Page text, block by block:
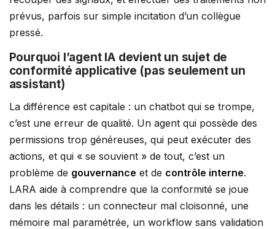
prévus, parfois sur simple incitation d’un collègue
pressé.
Pourquoi l’agent IA devient un sujet de
conformité applicative (pas seulement un
assistant)
La différence est capitale : un chatbot qui se trompe,
c’est une erreur de qualité. Un agent qui possède des
permissions trop généreuses, qui peut exécuter des
actions, et qui « se souvient » de tout, c’est un
problème de gouvernance et de contrôle interne.
LARA aide à comprendre que la conformité se joue
dans les détails : un connecteur mal cloisonné, une
mémoire mal paramétrée, un workflow sans validation